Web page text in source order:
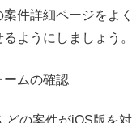
件詳細ページをよ
ようにしましょう。
ームの確認
どの案件がiOS版を